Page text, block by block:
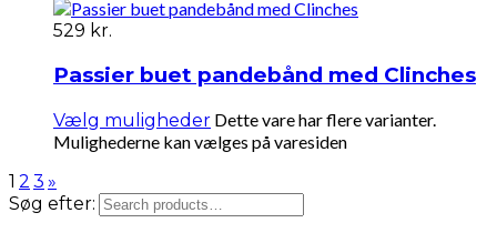
529 kr.
Passier buet pandebånd med Clinches
Vælg muligheder Dette vare har flere varianter.
Mulighederne kan vælges på varesiden
1 2 3 »
Søg efter: